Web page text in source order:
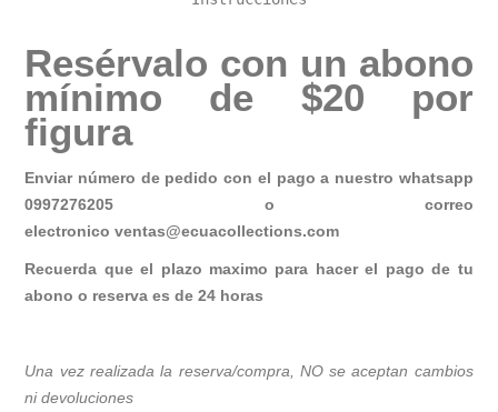
Resérvalo con un abono
mínimo de $20 por
figura
Enviar número de pedido con el pago a nuestro whatsapp
0997276205 o correo
electronicoventas@ecuacollections.com
Recuerda que el plazo maximo para hacer el pago de tu
abono o reserva es de 24 horas
Una vez realizada la reserva/compra, NO se aceptan cambios
ni devoluciones